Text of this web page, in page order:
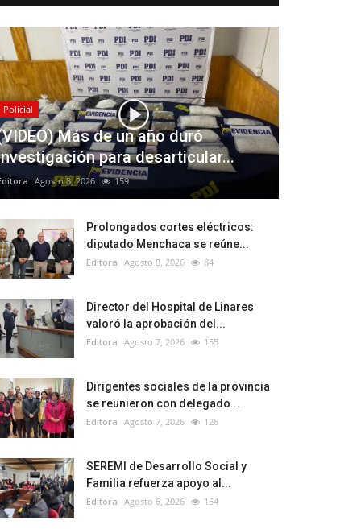
Policial
Más de un año duró
para desarticular...
Agosto 8, 2026 159
Prolongados cortes eléctricos:
diputado Menchaca se reúne...
Editora Agosto 8, 2026 84
Director del Hospital de Linares
valoró la aprobación del...
Editora Agosto 7, 2026 155
Dirigentes sociales de la provincia
se reunieron con delegado...
Editora Agosto 7, 2026 126
SEREMI de Desarrollo Social y
Familia refuerza apoyo al...
Editora Agosto 6, 2026 154